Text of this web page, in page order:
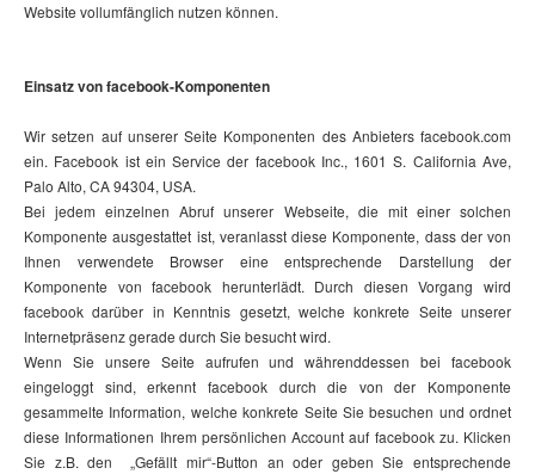
Website vollumfänglich nutzen können.
Einsatz von facebook-Komponenten
Wir setzen auf unserer Seite Komponenten des Anbieters facebook.com
ein. Facebook ist ein Service der facebook Inc., 1601 S. California Ave,
Palo Alto, CA 94304, USA.
Bei jedem einzelnen Abruf unserer Webseite, die mit einer solchen
Komponente ausgestattet ist, veranlasst diese Komponente, dass der von
Ihnen verwendete Browser eine entsprechende Darstellung der
Komponente von facebook herunterlädt. Durch diesen Vorgang wird
facebook darüber in Kenntnis gesetzt, welche konkrete Seite unserer
Internetpräsenz gerade durch Sie besucht wird.
Wenn Sie unsere Seite aufrufen und währenddessen bei facebook
eingeloggt sind, erkennt facebook durch die von der Komponente
gesammelte Information, welche konkrete Seite Sie besuchen und ordnet
diese Informationen Ihrem persönlichen Account auf facebook zu. Klicken
Sie z.B. den „Gefällt mir“-Button an oder geben Sie entsprechende